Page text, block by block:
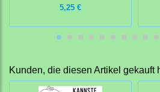
5,25 €
Kunden, die diesen Artikel gekauft